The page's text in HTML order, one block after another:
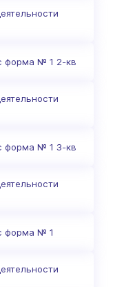
форма № 1 2-кв
форма № 1 3-кв
форма № 1